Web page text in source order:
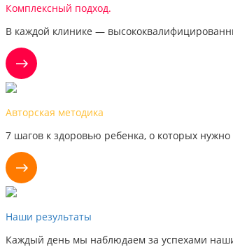
Комплексный подход.
В каждой клинике —
Авторская методика
7 шагов к здоровью ребенка, о которых нужно
Наши результаты
Каждый день мы наблюдаем за успехами